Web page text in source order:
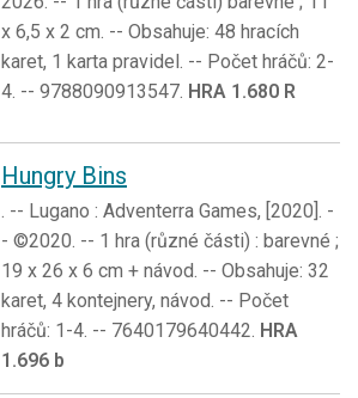
x 6,5 x 2 cm. -- Obsahuje: 48 hracích
karet, 1 karta pravidel. -- Počet hráčů: 2-
4. -- 9788090913547. HRA 1.680 R
Hungry Bins
. -- Lugano : Adventerra Games, [2020]. -
- ©2020. -- 1 hra (různé části) : barevné ;
19 x 26 x 6 cm + návod. -- Obsahuje: 32
karet, 4 kontejnery, návod. -- Počet
hráčů: 1-4. -- 7640179640442. HRA
1.696 b